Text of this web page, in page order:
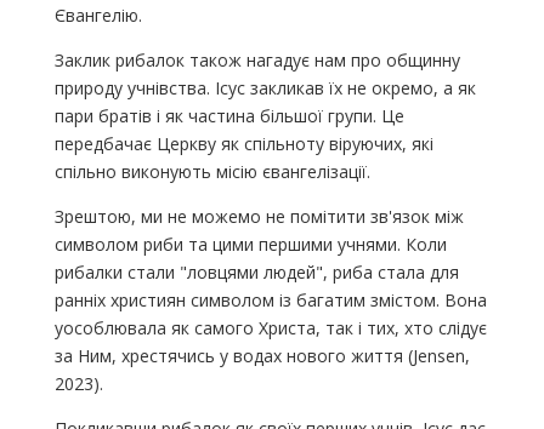
Євангелію.
Заклик рибалок також нагадує нам про общинну
природу учнівства. Ісус закликав їх не окремо, а як
пари братів і як частина більшої групи. Це
передбачає Церкву як спільноту віруючих, які
спільно виконують місію євангелізації.
Зрештою, ми не можемо не помітити зв'язок між
символом риби та цими першими учнями. Коли
рибалки стали "ловцями людей", риба стала для
ранніх християн символом із багатим змістом. Вона
уособлювала як самого Христа, так і тих, хто слідує
за Ним, хрестячись у водах нового життя (Jensen,
2023).